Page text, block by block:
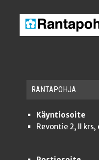
RAN­TA­POH­JA
Käyntiosoite
Revontie 2, II krs,